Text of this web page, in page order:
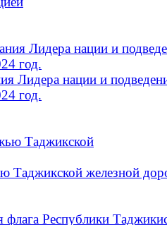
Лидера нации и
год.
Таджикской железной